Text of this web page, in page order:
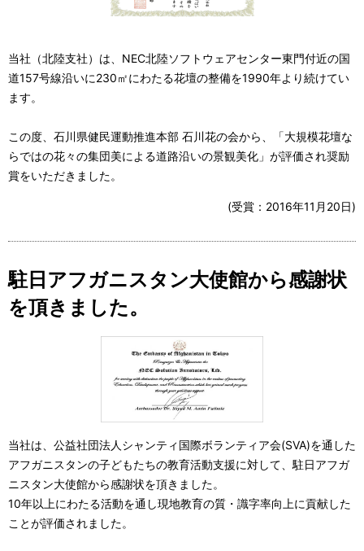
当社（北陸支社）は、NEC北陸ソフトウェアセンター東門付近の国
道157号線沿いに230㎡にわたる花壇の整備を1990年より続けてい
ます。
この度、石川県健民運動推進本部 石川花の会から、「大規模花壇な
らではの花々の集団美による道路沿いの景観美化」が評価され奨励
賞をいただきました。
(受賞：2016年11月20日)
駐日アフガニスタン大使館から感謝状
を頂きました。
当社は、公益社団法人シャンティ国際ボランティア会(SVA)を通した
アフガニスタンの子どもたちの教育活動支援に対して、駐日アフガ
ニスタン大使館から感謝状を頂きました。
10年以上にわたる活動を通し現地教育の質・識字率向上に貢献した
ことが評価されました。